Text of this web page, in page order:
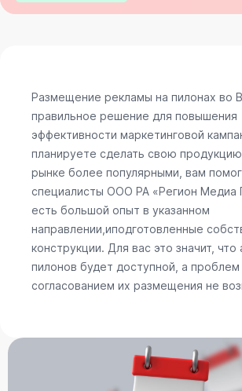
Размещение рекламы на пилонах во
правильное решение для повышения
эффективности маркетинговой
планируете сделать свою продукцию
рынке более популярными, вам
специалисты ООО РА «Регион Медиа
есть большой опыт в указанном
направлении,иподготовленные
конструкции. Для вас это значит, что
пилонов будет доступной, а проблем
согласованием их размещения не